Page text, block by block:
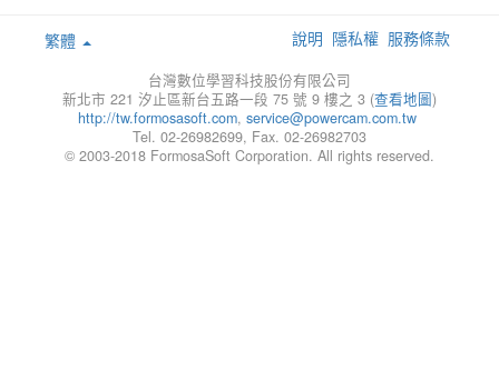
繁體 說明 隱私權 服務條款
台灣數位學習科技股份有限公司
新北市 221 汐止區新台五路一段 75 號 9 樓之 3 (查看地圖)
http://tw.formosasoft.com, service@powercam.com.tw
Tel. 02-26982699, Fax. 02-26982703
© 2003-2018 FormosaSoft Corporation. All rights reserved.